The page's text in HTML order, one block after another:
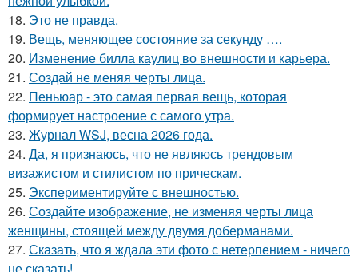
18. Это не правда.
19. Вещь, меняющее состояние за секунду ….
20. Изменение билла каулиц во внешности и карьера.
21. Создай не меняя черты лица.
22. Пеньюар - это самая первая вещь, которая
формирует настроение с самого утра.
23. Журнал WSJ, весна 2026 года.
24. Да, я признаюсь, что не являюсь трендовым
визажистом и стилистом по прическам.
25. Экспериментируйте с внешностью.
26. Создайте изображение, не изменяя черты лица
женщины, стоящей между двумя доберманами.
27. Сказать, что я ждала эти фото с нетерпением - ничего
не сказать!